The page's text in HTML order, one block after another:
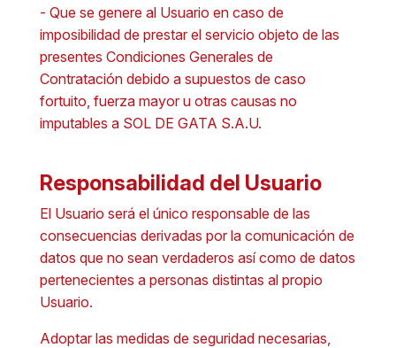
- Que se genere al Usuario en caso de
imposibilidad de prestar el servicio objeto de las
presentes Condiciones Generales de
Contratación debido a supuestos de caso
fortuito, fuerza mayor u otras causas no
imputables a SOL DE GATA S.A.U.
Responsabilidad del Usuario
El Usuario será el único responsable de las
consecuencias derivadas por la comunicación de
datos que no sean verdaderos así como de datos
pertenecientes a personas distintas al propio
Usuario.
Adoptar las medidas de seguridad necesarias,